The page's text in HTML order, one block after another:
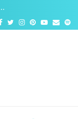
Facebook
Twitter
Instagram
PinterestYoutube
Email